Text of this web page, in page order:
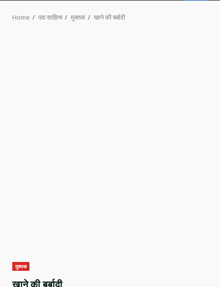
Home पद्य साहित्य मुक्तक खाने की बर्बादी
मुक्तक
खाने की बर्बादी